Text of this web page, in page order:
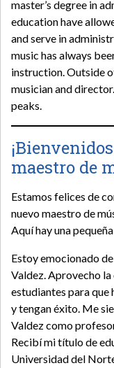
master’s degree in
education have
and serve in
music has always
instruction. Outside
musician and
peaks.
maestro de
Estamos felices de
nuevo maestro de
Aquí hay una
Estoy emocionado
Valdez. Aprovecho
estudiantes para que
y tengan éxito. Me
Valdez como
Recibí mi título de
Universidad del